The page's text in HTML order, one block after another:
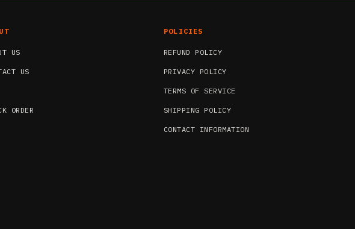
US
US
ORDER
POLICIES
REFUND POLICY
PRIVACY POLICY
TERMS OF SERVICE
SHIPPING POLICY
CONTACT INFORMATION